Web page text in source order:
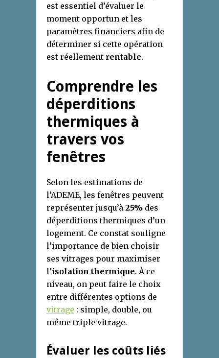
est essentiel d’évaluer le
moment opportun et les
paramètres financiers afin de
déterminer si cette opération
est réellement rentable.
Comprendre les
déperditions
thermiques à
travers vos
fenêtres
Selon les estimations de
l’ADEME, les fenêtres peuvent
représenter jusqu’à 25% des
déperditions thermiques d’un
logement. Ce constat souligne
l’importance de bien choisir
ses vitrages pour maximiser
l’isolation thermique. À ce
niveau, on peut faire le choix
entre différentes options de
vitrage : simple, double, ou
même triple vitrage.
Évaluer les coûts liés